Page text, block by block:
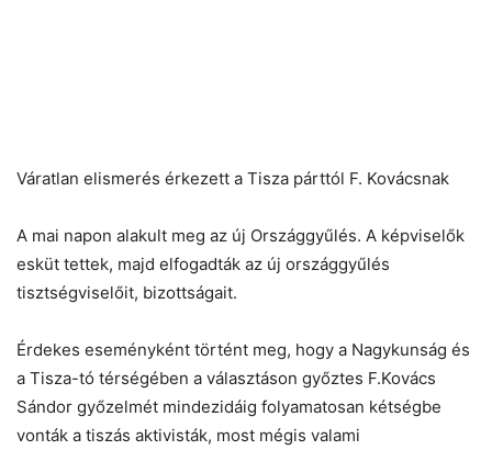
Váratlan elismerés érkezett a Tisza párttól F. Kovácsnak
A mai napon alakult meg az új Országgyűlés. A képviselők
esküt tettek, majd elfogadták az új országgyűlés
tisztségviselőit, bizottságait.
Érdekes eseményként történt meg, hogy a Nagykunság és
a Tisza-tó térségében a választáson győztes F.Kovács
Sándor győzelmét mindezidáig folyamatosan kétségbe
vonták a tiszás aktivisták, most mégis valami